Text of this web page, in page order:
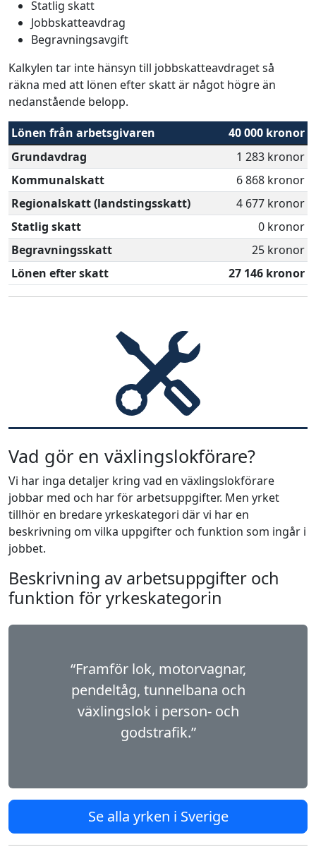
Statlig skatt
Jobbskatteavdrag
Begravningsavgift
Kalkylen tar inte hänsyn till jobbskatteavdraget så
räkna med att lönen efter skatt är något högre än
nedanstående belopp.
Lönen från arbetsgivaren
40 000 kronor
Grundavdrag
1 283 kronor
Kommunalskatt
6 868 kronor
Regionalskatt (landstingsskatt)
4 677 kronor
Statlig skatt
0 kronor
Begravningsskatt
25 kronor
Lönen efter skatt
27 146 kronor
Vad gör en växlingslokförare?
Vi har inga detaljer kring vad en växlingslokförare
jobbar med och har för arbetsuppgifter. Men yrket
tillhör en bredare yrkeskategori där vi har en
beskrivning om vilka uppgifter och funktion som ingår i
jobbet.
Beskrivning av arbetsuppgifter och
funktion för yrkeskategorin
“Framför lok, motorvagnar,
pendeltåg, tunnelbana och
växlingslok i person- och
godstrafik.”
Se alla yrken i Sverige